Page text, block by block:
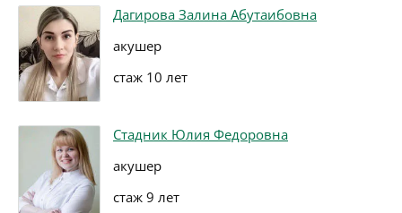
Дагирова Залина Абутаибовна
акушер
стаж 10 лет
Стадник Юлия Федоровна
акушер
стаж 9 лет